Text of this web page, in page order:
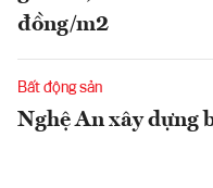
đồng/m2
Bất động sản
Nghệ An xây dựng